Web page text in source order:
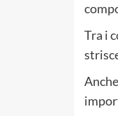
Tra i